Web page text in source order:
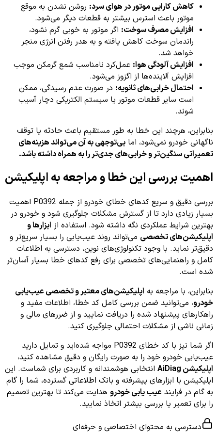
کاهش کارایی موتور در هوای سرد: روشن نشدن به موقع
موتور باعث استرس بیشتر به قطعات دیگر می‌شود.
افزایش مصرف سوخت: اگر موتور به خوبی گرم نشود،
راندمان سوخت کاهش یافته و به هدر رفتن انرژی منجر
خواهد شد.
افزایش آلودگی هوا: عمل‌کرد نامناسب شمع گرمکن موجب
افزایش آلاینده‌ها از اگزوز می‌شود.
احتمال خرابی‌های ثانویه: در صورت عدم رسیدگی، ممکن
است سایر قطعات موتور یا سیستم الکتریکی دچار آسیب
شوند.
بنابراین، هرچند این خطا به طور مستقیم باعث حادثه یا توقف
ناگهانی خودرو نمی‌شود، اما بی‌توجهی به آن می‌تواند هزینه‌های
تعمیراتی سنگین‌تر و خرابی‌های جدی‌تر را به همراه داشته باشد.
اهمیت بررسی این خطا و مراجعه به اپلیکیشن
بررسی دقیق و سریع کدهای خطای خودرو از جمله P0392 اهمیت
بسیار زیادی دارد تا از گسترش مشکلات جلوگیری شود و خودرو در
بهترین شرایط عملکردی نگه داشته شود. استفاده از ابزارها و
اپلیکیشن‌های تخصصی می‌تواند روند عیب‌یابی را بسیار سریع‌تر و
دقیق‌تر نماید. با وجود تکنولوژی‌های نوین، دسترسی به اطلاعات
کامل و راهنمایی‌های تخصصی برای رفع کدهای خطا بسیار آسان‌تر
شده است.
بنابراین، با مراجعه به اپلیکیشن‌های معتبر و تخصصی عیب‌یابی
خودرو، می‌توانید ضمن بررسی کامل کد خطا، اطلاعات مفید و
راهکارهای پیشنهاد شده را دریافت نمایید و از ضررهای مالی و
زمانی ناشی از مشکلات احتمالی جلوگیری کنید.
اگر شما نیز با کد خطای P0392 مواجه شده‌اید و تمایل دارید
عیب‌یابی خودرو خود را به صورت رایگان و دقیق مشاهده کنید،
اپلیکیشن AiDiag
انتخابی هوشمندانه و کاربردی برای شماست. این
اپلیکیشن با ابزارهای پیشرفته و بانک اطلاعاتی گسترده، شما را گام
به گام در فرایند عیب یابی خودرو هدایت می‌کند تا بهترین تصمیم
را برای تعمیر یا بررسی بیشتر اتخاذ نمایید.
دسترسی به محتوای اختصاصی و حرفه‌ای